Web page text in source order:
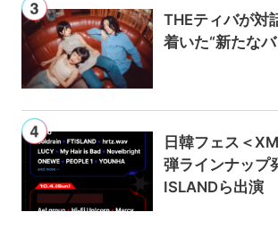
THEティバが対
着いた“新たな
日韓フェス＜
弾ラインナップ
ISLANDら出演